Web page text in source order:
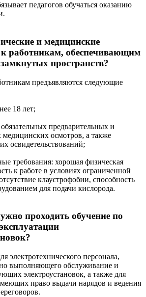
педагогов обучаться оказанию
и медицинские
к работникам, обеспечивающим
замкнутых пространств?
предъявляются следующие
18 лет;
предварительных и
медицинских осмотров, а также
освидетельствований;
требования: хорошая физическая
к работе в условиях ограниченной
клаустрофобии, способность
для подачи кислорода.
проходить обучение по
электротехнического персонала,
выполняющего обслуживание и
электроустановок, а также для
право выдачи нарядов и ведения